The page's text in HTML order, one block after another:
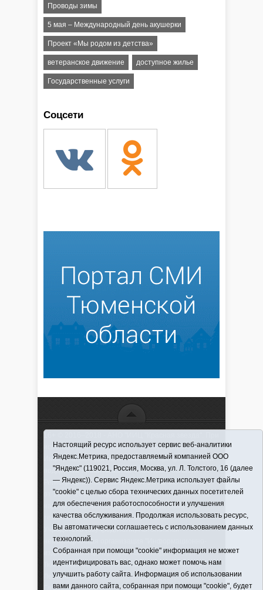
Проводы зимы
5 мая – Международный день акушерки
Проект «Мы родом из детства»
ветеранское движение доступное жилье
Государственные услуги
Соцсети
использовании материалов ссылка обязательна
Информационная лента выходит при финансовой
поддержке правительства Тюменской области
Регистрационный номер СМИ ЭЛ № ФС 77-66066
от 10.06. 2016 г. выдано Федеральной службой по
надзору в сфере связи, информационных
технологий и массовых коммуникаций.
Учредитель (соучредители) Автономная
некоммерческая организация "Информационно-
издательский центр "Красная звезда"" (627570,
Тюменская обл., Викуловский р-н, с. Викулово, ул.
Ленина, д. 5).
Главный редактор Антюхова Светлана
Настоящий ресурс использует сервис веб-аналитики
Яндекс.Метрика, предоставляемый компанией ООО
"Яндекс" (119021, Россия, Москва, ул. Л. Толстого, 16 (далее
— Яндекс)). Сервис Яндекс.Метрика использует файлы
"cookie" с целью сбора технических данных посетителей
для обеспечения работоспособности и улучшения
качества обслуживания. Продолжая использовать ресурс,
Вы автоматически соглашаетесь с использованием данных
технологий.
Собранная при помощи "cookie" информация не может
идентифицировать вас, однако может помочь нам
улучшить работу сайта. Информация об использовании
вами данного сайта, собранная при помощи "cookie", будет